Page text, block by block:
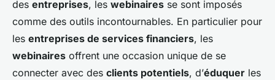
elles utiliser les webinaires
pour attirer de nouveaux
clients?
des entreprises, les webinaires se sont imposés
comme des outils incontournables. En particulier pour
les entreprises de services financiers, les
webinaires offrent une occasion unique de se
connecter avec des clients potentiels, d’éduquer les